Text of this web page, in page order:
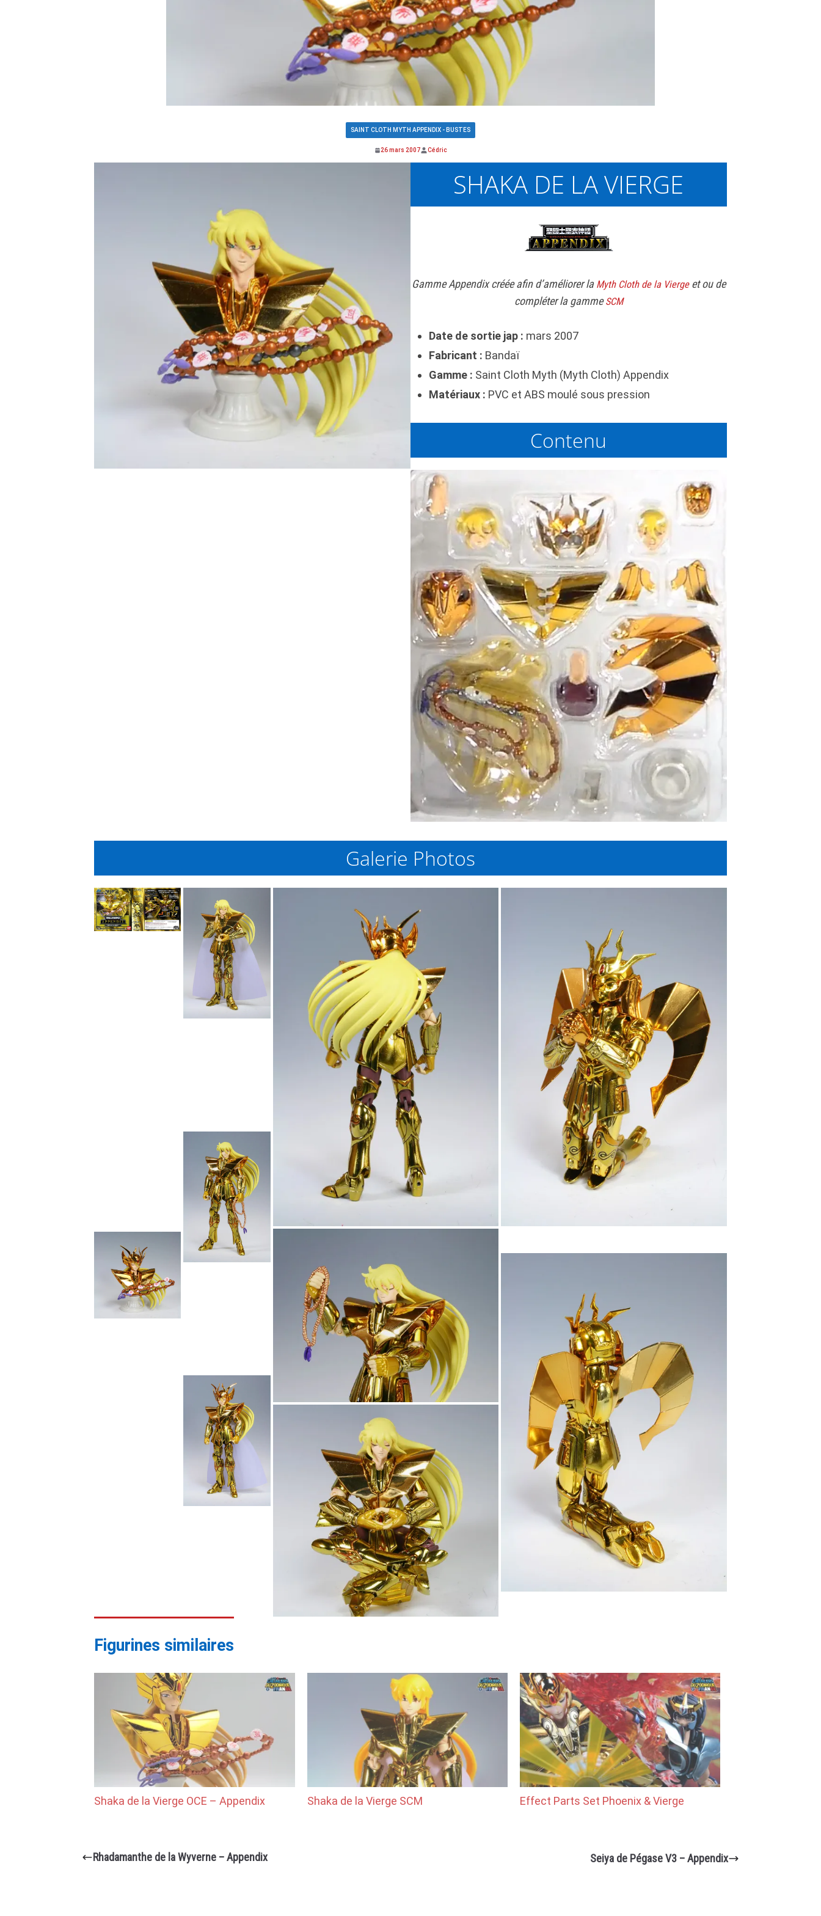
SAINT CLOTH MYTH APPENDIX - BUSTES
26 mars 2007 Cédric
SHAKA DE LA VIERGE
Gamme Appendix créée afin d’améliorer la Myth Cloth de la Viergeet ou de
compléter la gammeSCM
Date de sortie jap : mars 2007
Fabricant : Bandaï
Gamme : Saint Cloth Myth (Myth Cloth) Appendix
Matériaux : PVC et ABS moulé sous pression
Contenu
Galerie Photos
Figurines similaires
Shaka de la Vierge OCE – Appendix Shaka de la Vierge SCM Effect Parts Set Phoenix & Vierge
Rhadamanthe de la Wyverne – Appendix Seiya de Pégase V3 – Appendix